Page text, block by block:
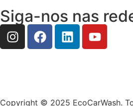
Siga-nos nas
Copyright © 2025 EcoCarWash.